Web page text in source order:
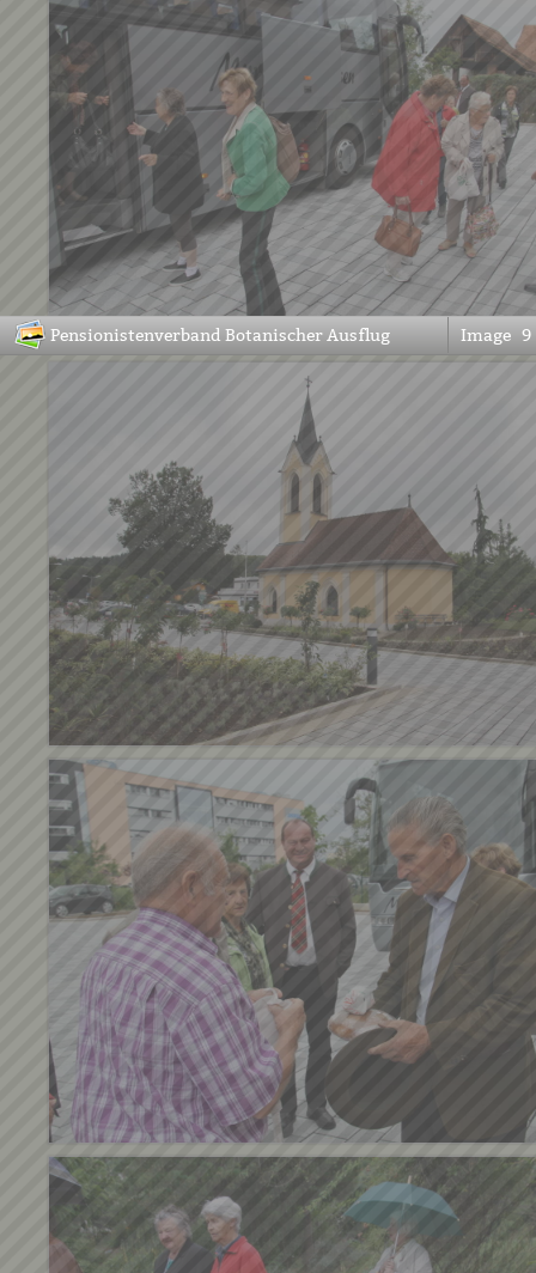
Pensionistenverband Botanischer Ausflug Image 9